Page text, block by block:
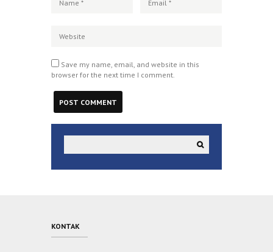
Save my name, email, and website in this
browser for the next time I comment.
KONTAK